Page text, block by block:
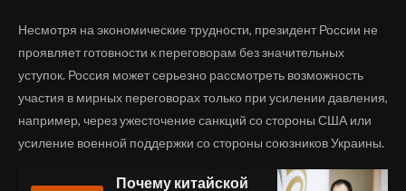
Несмотря на экономические трудности, президент России не
проявляет готовности к переговорам без значительных
уступок. Россия может серьезно рассмотреть возможность
участия в мирных переговорах только при усилении давления,
например, через ужесточение санкций со стороны США или
усиление военной поддержки со стороны союзников Украины.
Почему китайской